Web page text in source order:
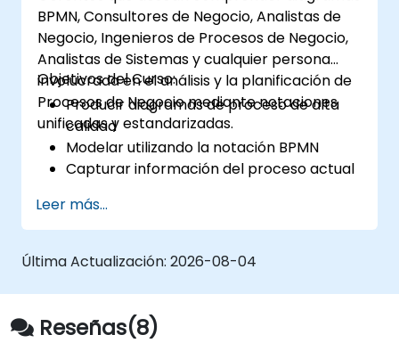
BPMN, Consultores de Negocio, Analistas de
Negocio, Ingenieros de Procesos de Negocio,
Analistas de Sistemas y cualquier persona
involucrada en el análisis y la planificación de
Procesos de Negocio mediante notaciones
unificadas y estandarizadas.
Objetivos del Curso:
Producir diagramas de proceso de alta
calidad
Modelar utilizando la notación BPMN
Capturar información del proceso actual
Implementar flujos de proceso
optimizados para procesos intensivos en
personas
procesos y dividirlos en partes más
manejables
Leer más...
Última Actualización: 2026-08-04
Reseñas(8)